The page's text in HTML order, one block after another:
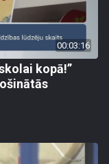
00:03:16
kopā!”